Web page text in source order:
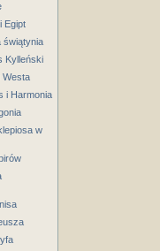
Egipt
świątynia
Kylleński
Westa
i Harmonia
w